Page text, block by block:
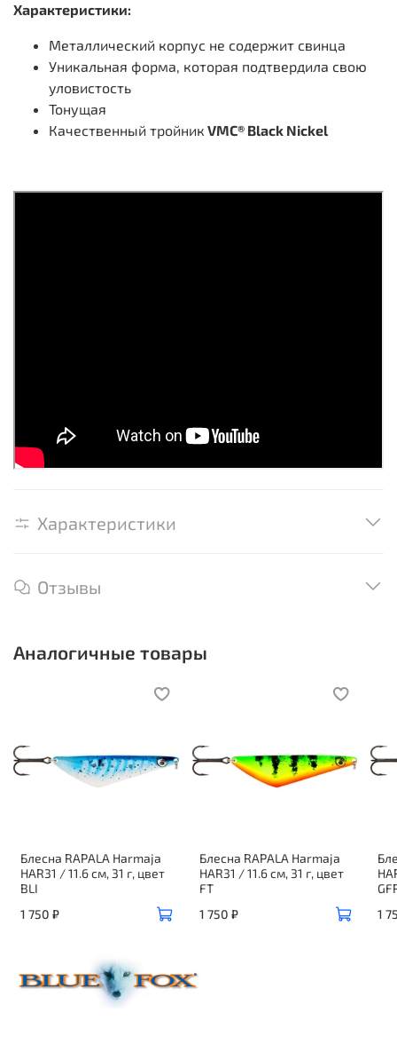
Характеристики:
Металлический корпус не содержит свинца
Уникальная форма, которая подтвердила свою
уловистость
Тонущая
Качественный тройник VMC® Black Nickel
Характеристики
Отзывы
Аналогичные товары
Блесна RAPALA Harmaja
HAR31 / 11.6 см, 31 г, цвет
BLI
1 750 ₽
Блесна RAPALA Harmaja
HAR31 / 11.6 см, 31 г, цвет
FT
1 750 ₽
1